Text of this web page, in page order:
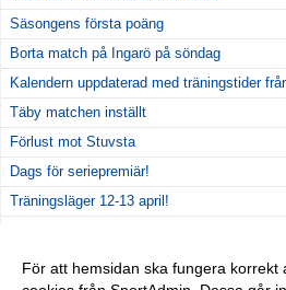
Säsongens första poäng
Borta match på Ingarö på söndag
Kalendern uppdaterad med träningstider
Täby matchen inställt
Förlust mot Stuvsta
Dags för seriepremiär!
Träningsläger 12-13 april!
Oavgjort mot AIK efter bra spel
För att hemsidan ska fungera korrekt